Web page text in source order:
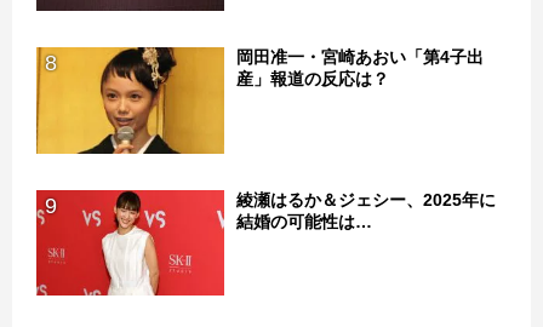
8
岡田准一・宮崎あおい「第4子出
産」報道の反応は？
9
綾瀬はるか＆ジェシー、2025年に
結婚の可能性は…